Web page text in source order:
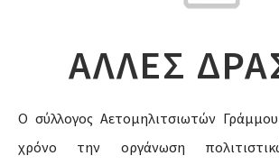
ΑΛΛΕΣ
Ο σύλλογος Αετομηλιτσιωτών
χρόνο την οργάνωση